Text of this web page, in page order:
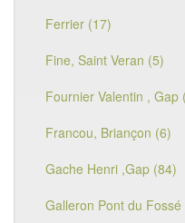
Ferrier (17)
Fine, Saint Veran (5)
Fournier Valentin , Gap
Francou, Briançon (6)
Gache Henri ,Gap (84)
Galleron Pont du Fossé